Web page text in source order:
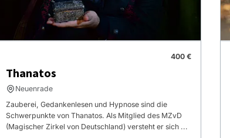
400 €
Thanatos
Neuenrade
Zauberei, Gedankenlesen und Hypnose sind die
Schwerpunkte von Thanatos. Als Mitglied des MZvD
(Magischer Zirkel von Deutschland) versteht er sich ...